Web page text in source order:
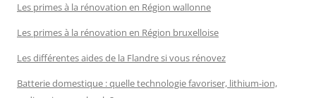
Les primes à la rénovation en Région wallonne
Les primes à la rénovation en Région bruxelloise
Les différentes aides de la Flandre si vous rénovez
Batterie domestique : quelle technologie favoriser, lithium-ion,